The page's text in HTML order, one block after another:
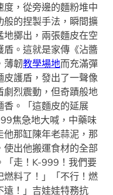
，從旁邊的麵粉堆中
般的捏製手法，瞬間擴
地擲出，兩張麵皮在空
盾。這就是家傳《沾醬
薄韌教學場地而充滿彈
護盾，發出了一聲像
劇烈震動，但奇蹟般地
香。「這麵皮的延展
焦急地大喊，中藥味
他那缸陳年老蒜泥，那
使出他搬運食材的全部
「走！K-999！我們要
燃料了！」「不行！燃
遠！」吉娃娃特務抗